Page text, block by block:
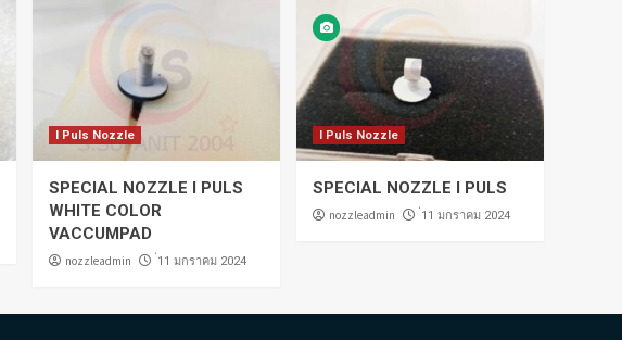
I Puls Nozzle
SPECIAL NOZZLE I PULS
WHITE COLOR
VACCUMPAD
nozzleadmin ่11 มกราคม 2024
I Puls Nozzle
SPECIAL NOZZLE I PULS
nozzleadmin ่11 มกราคม 2024